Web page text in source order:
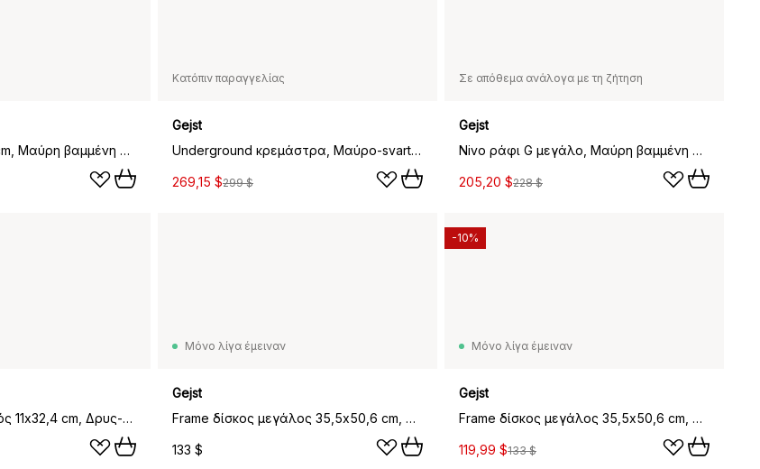
Hook γάντζος 19 cm, Μαύρη βαμμένη δρυς-χρώμιο
Κατόπιν παραγγελίας
Gejst
Underground κρεμάστρα, Μαύρο-svartbetsad ek
269,15 $299 $
Σε απόθεμα ανάλογα με τη ζήτηση
Gejst
Nivo ράφι G μεγάλο, Μαύρη βαμμένη φράξος-black
205,20 $228 $
Frame δίσκος μικρός 11x32,4 cm, Δρυς-πράσινο
Μόνο λίγα έμειναν
Gejst
Frame δίσκος μεγάλος 35,5x50,6 cm, Δρυς-μπεζ
133 $
Μόνο λίγα έμειναν
Gejst
Frame δίσκος μεγάλος 35,5x50,6 cm, Δρυς-πράσινο
119,99 $133 $
-10%